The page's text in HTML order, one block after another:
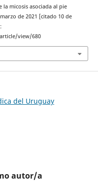
micosis asociada al pie
de 2021 [citado 10 de
view/680
del Uruguay
autor/a